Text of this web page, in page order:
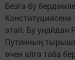
Безгә бу
этап. Бу уңайдан
Путинның
өчен алга таба